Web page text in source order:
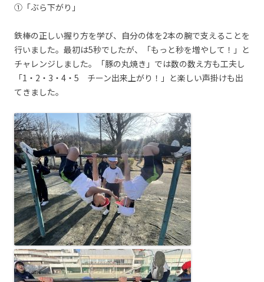
①「ぶら下がり」
鉄棒の正しい握り方を学び、自分の体を2本の腕で支えることを
行いました。最初は5秒でしたが、「もっと秒を増やして！」と
チャレンジしました。「豚の丸焼き」では数の数え方も工夫し
「1・2・3・4・5 チーン出来上がり！」と楽しい声掛けも出
てきました。